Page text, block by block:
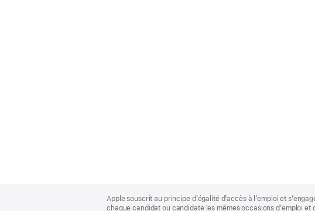
Footer
Apple souscrit au principe d’égalité d’accès à l’emploi et
chaque candidat ou candidate les mêmes occasions d’emploi